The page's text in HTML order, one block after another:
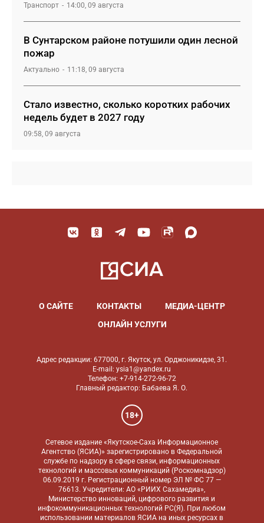
Транспорт 14:00, 09 августа
В Сунтарском районе потушили один лесной
пожар
Актуально 11:18, 09 августа
Стало известно, сколько коротких рабочих
недель будет в 2027 году
09:58, 09 августа
О САЙТЕ КОНТАКТЫ
МЕДИА-ЦЕНТР
ОНЛАЙН УСЛУГИ
Адрес редакции: 677000, г. Якутск, ул. Орджоникидзе, 31.
E-mail: ysia1@yandex.ru
Телефон: +7-914-272-96-72
Главный редактор: Бабаева Я. О.
18+
Сетевое издание «Якутское-Саха Информационное
Агентство (ЯСИА)» зарегистрировано в Федеральной
службе по надзору в сфере связи, информационных
технологий и массовых коммуникаций (Роскомнадзор)
06.09.2019 г. Регистрационный номер ЭЛ № ФС 77 —
76613. Учредители: АО «РИИХ Сахамедиа»,
Министерство инноваций, цифрового развития и
инфокоммуникационных технологий РС(Я). При любом
использовании материалов ЯСИА на иных ресурсах в